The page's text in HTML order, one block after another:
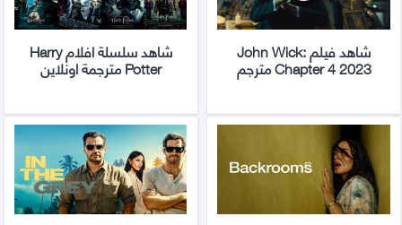
شاهد فيلم John Wick:
Chapter 4 2023 مترجم
شاهد سلسلة افلام Harry
Potter مترجمة اونلاين